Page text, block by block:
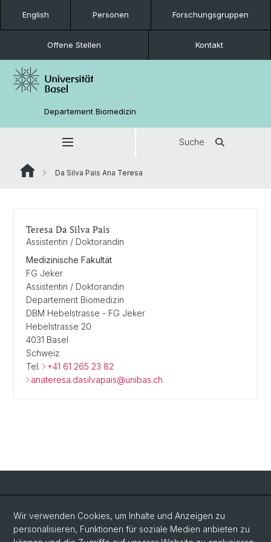
English Personen Forschungsgruppen
Offene Stellen Kontakt
Departement Biomedizin
Suche
Da Silva Pais Ana Teresa
Teresa Da Silva Pais
Assistentin / Doktorandin
Medizinische Fakultät
FG Jeker
Assistentin / Doktorandin
Departement Biomedizin
DBM Hebelstrasse - FG Jeker
Hebelstrasse 20
4031 Basel
Schweiz
Tel.
+41 61 265 23 82
anateresa.dasilvapais@unibas.ch
Social Media
LinkedIn
Wir verwenden Cookies, um Inhalte und Anzeigen zu
personalisieren, Funktionen für soziale Medien anbieten zu